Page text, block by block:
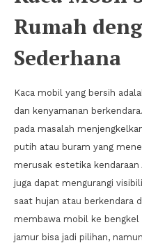
Rumah
Sederhana
Kaca mobil yang bersih
dan kenyamanan
pada masalah
putih atau buram yang
merusak estetika
juga dapat mengurangi
saat hujan atau berkendara
membawa mobil ke
jamur bisa jadi pilihan,